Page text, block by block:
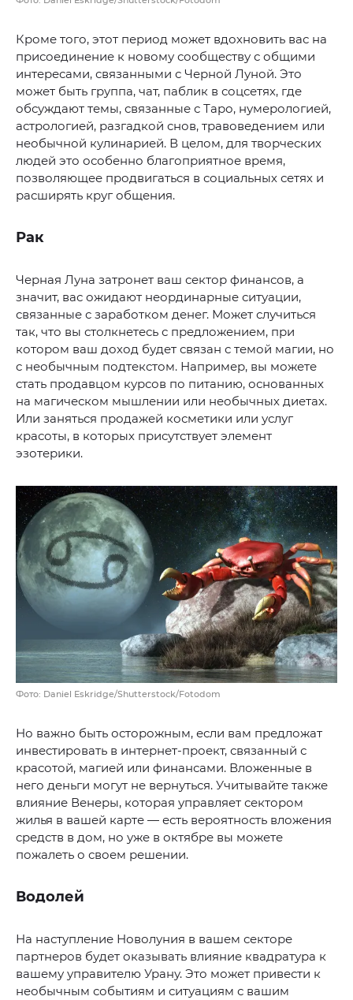
Кроме того, этот период может вдохновить вас на
присоединение к новому сообществу с общими
интересами, связанными с Черной Луной. Это
может быть группа, чат, паблик в соцсетях, где
обсуждают темы, связанные с Таро, нумерологией,
астрологией, разгадкой снов, травоведением или
необычной кулинарией. В целом, для творческих
людей это особенно благоприятное время,
позволяющее продвигаться в социальных сетях и
расширять круг общения.
Рак
Черная Луна затронет ваш сектор финансов, а
значит, вас ожидают неординарные ситуации,
связанные с заработком денег. Может случиться
так, что вы столкнетесь с предложением, при
котором ваш доход будет связан с темой магии, но
с необычным подтекстом. Например, вы можете
стать продавцом курсов по питанию, основанных
на магическом мышлении или необычных диетах.
Или заняться продажей косметики или услуг
красоты, в которых присутствует элемент
эзотерики.
Фото: Daniel Eskridge/Shutterstock/Fotodom
Но важно быть осторожным, если вам предложат
инвестировать в интернет-проект, связанный с
красотой, магией или финансами. Вложенные в
него деньги могут не вернуться. Учитывайте также
влияние Венеры, которая управляет сектором
жилья в вашей карте — есть вероятность вложения
средств в дом, но уже в октябре вы можете
пожалеть о своем решении.
Водолей
На наступление Новолуния в вашем секторе
партнеров будет оказывать влияние квадратура к
вашему управителю Урану. Это может привести к
необычным событиям и ситуациям с вашим